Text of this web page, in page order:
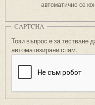
автоматично се
CAPTCHA
Този въпрос е за тестване
автоматизирани спам.